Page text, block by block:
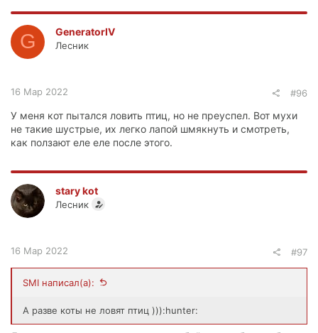
G GeneratorIV
Лесник
16 Мар 2022 #96
У меня кот пытался ловить птиц, но не преуспел. Вот мухи
не такие шустрые, их легко лапой шмякнуть и смотреть,
как ползают еле еле после этого.
stary kot
Лесник
16 Мар 2022 #97
SMI написал(а):
А разве коты не ловят птиц ))):hunter: